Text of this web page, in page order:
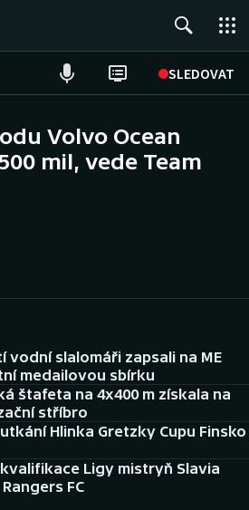
SLEDOVAT
Volvo Ocean
mil, vede Team
vodní slalomáři zapsali na ME
medailovou sbírku
štafeta na 4x400 m získala na
stříbro
Hlinka Gretzky Cupu Finsko
Ligy mistryň Slavia
FC